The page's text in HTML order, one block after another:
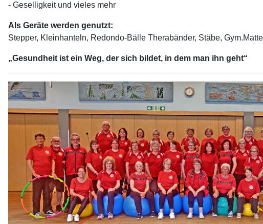
- Geselligkeit und vieles mehr
Als Geräte werden genutzt:
Stepper, Kleinhanteln, Redondo-Bälle Therabänder, Stäbe,
„Gesundheit ist ein Weg, der sich bildet, in dem man ihn geht“